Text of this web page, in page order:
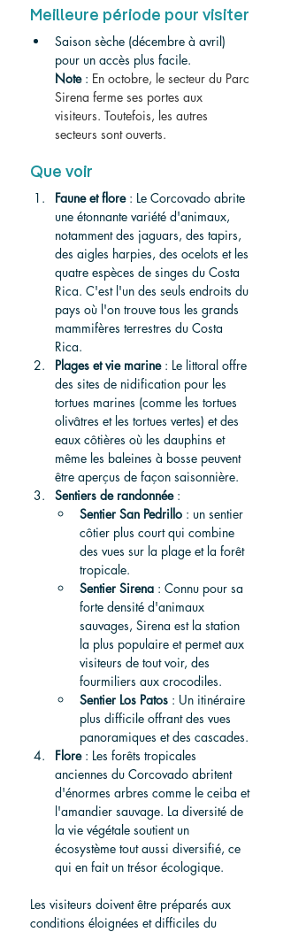
Meilleure période pour visiter
Saison sèche (décembre à avril)
pour un accès plus facile.
Note : En octobre, le secteur du Parc
Sirena ferme ses portes aux
visiteurs. Toutefois, les autres
secteurs sont ouverts.
Que voir
Faune et flore : Le Corcovado abrite
une étonnante variété d'animaux,
notamment des jaguars, des tapirs,
des aigles harpies, des ocelots et les
quatre espèces de singes du Costa
Rica. C'est l'un des seuls endroits du
pays où l'on trouve tous les grands
mammifères terrestres du Costa
Rica.
Plages et vie marine : Le littoral offre
des sites de nidification pour les
tortues marines (comme les tortues
olivâtres et les tortues vertes) et des
eaux côtières où les dauphins et
même les baleines à bosse peuvent
être aperçus de façon saisonnière.
Sentiers de randonnée :
Sentier San Pedrillo : un sentier
côtier plus court qui combine
des vues sur la plage et la forêt
tropicale.
Sentier Sirena : Connu pour sa
forte densité d'animaux
sauvages, Sirena est la station
la plus populaire et permet aux
visiteurs de tout voir, des
fourmiliers aux crocodiles.
Sentier Los Patos : Un itinéraire
plus difficile offrant des vues
panoramiques et des cascades.
Flore : Les forêts tropicales
anciennes du Corcovado abritent
d'énormes arbres comme le ceiba et
l'amandier sauvage. La diversité de
la vie végétale soutient un
écosystème tout aussi diversifié, ce
qui en fait un trésor écologique.
Les visiteurs doivent être préparés aux
conditions éloignées et difficiles du